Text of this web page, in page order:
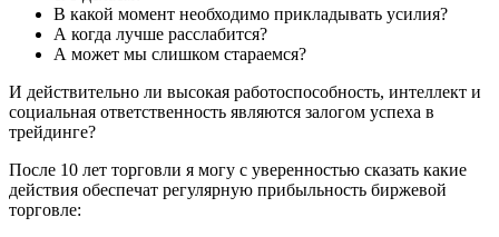
В какой момент необходимо прикладывать усилия?
А когда лучше расслабится?
А может мы слишком стараемся?
И действительно ли высокая работоспособность, интеллект и
социальная ответственность являются залогом успеха в
трейдинге?
После 10 лет торговли я могу с уверенностью сказать какие
действия обеспечат регулярную прибыльность биржевой
торговле: